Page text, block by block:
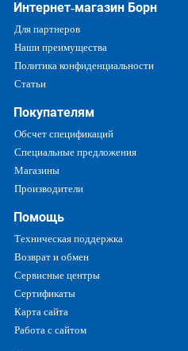
Интернет-магазин Борн
Для партнеров
Наши преимущества
Политика конфиденциальности
Статьи
Покупателям
Обсчет спецификаций
Специальные предложения
Магазины
Производители
Помощь
Техническая поддержка
Возврат и обмен
Сервисные центры
Сертификаты
Карта сайта
Работа с сайтом